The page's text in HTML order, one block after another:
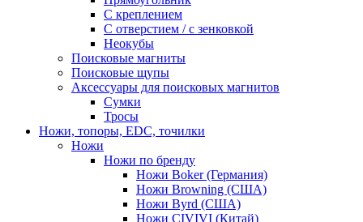
С креплением
С отверстием / с зенковкой
Неокубы
Поисковые магниты
Поисковые щупы
Аксессуары для поисковых магнитов
Сумки
Тросы
Ножи, топоры, EDC, точилки
Ножи
Ножи по бренду
Ножи Boker (Германия)
Ножи Browning (США)
Ножи Byrd (США)
Ножи CIVIVI (Китай)